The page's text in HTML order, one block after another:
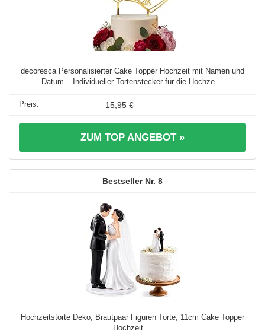
decoresca Personalisierter Cake Topper Hochzeit mit Namen und
Datum – Individueller Tortenstecker für die Hochze ...
15,95 €
ZUM TOP ANGEBOT »
8
Hochzeitstorte Deko, Brautpaar Figuren Torte, 11cm Cake Topper
Hochzeit ...